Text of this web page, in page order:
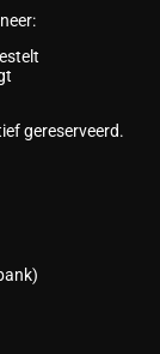
gereserveerd.